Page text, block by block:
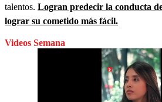
talentos. Logran predecir la conducta
lograr su cometido más fácil.
Videos Semana